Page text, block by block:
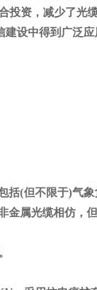
投资，减少了光
设中得到广泛应
(但不限于)气
属光缆相仿，